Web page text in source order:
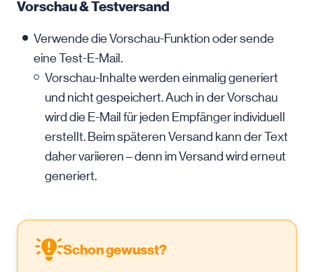
Vorschau & Testversand
Verwende die Vorschau-Funktion oder sende
eine Test-E-Mail.
Vorschau-Inhalte werden einmalig generiert
und nicht gespeichert. Auch in der Vorschau
wird die E-Mail für jeden Empfänger individuell
erstellt. Beim späteren Versand kann der Text
daher variieren – denn im Versand wird erneut
generiert.
Schon gewusst?